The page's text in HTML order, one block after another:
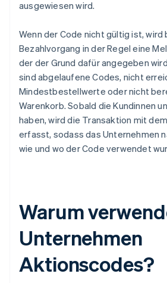
ausgewiesen wird.
Wenn der Code nicht gültig ist, wird
Bezahlvorgang in der Regel eine
der der Grund dafür angegeben
sind abgelaufene Codes, nicht
Mindestbestellwerte oder nicht
Warenkorb. Sobald die Kundinnen
haben, wird die Transaktion mit
erfasst, sodass das Unternehmen
wie und wo der Code verwendet
Warum
Unternehmen
Aktionscodes?